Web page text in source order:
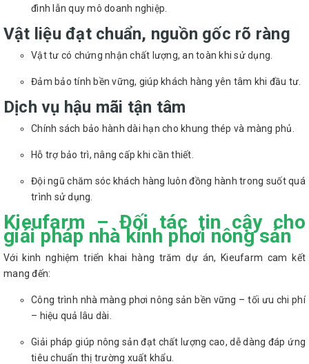
đình lẫn quy mô doanh nghiệp.
Vật liệu đạt chuẩn, nguồn gốc rõ ràng
Vật tư có chứng nhận chất lượng, an toàn khi sử dụng.
Đảm bảo tính bền vững, giúp khách hàng yên tâm khi đầu tư.
Dịch vụ hậu mãi tận tâm
Chính sách bảo hành dài hạn cho khung thép và màng phủ.
Hỗ trợ bảo trì, nâng cấp khi cần thiết.
Đội ngũ chăm sóc khách hàng luôn đồng hành trong suốt quá
trình sử dụng.
Kieufarm – Đối tác tin cậy cho
giải pháp nhà kính phơi nông sản
Với kinh nghiệm triển khai hàng trăm dự án, Kieufarm cam kết
mang đến:
Công trình nhà màng phơi nông sản bền vững – tối ưu chi phí
– hiệu quả lâu dài.
Giải pháp giúp nông sản đạt chất lượng cao, dễ dàng đáp ứng
tiêu chuẩn thị trường xuất khẩu.